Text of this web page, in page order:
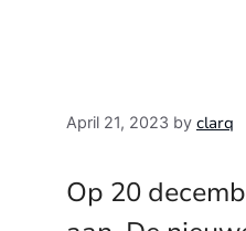
April 21, 2023 by clarq
Op 20